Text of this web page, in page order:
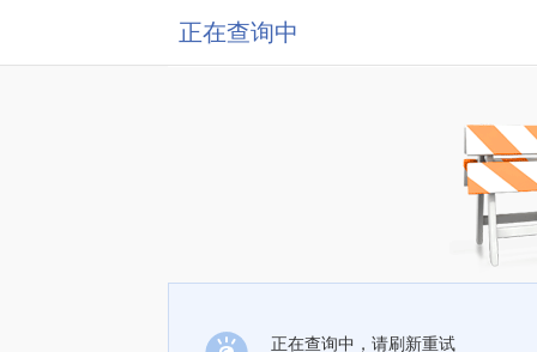
正在查询中
正在查询中，请刷新重试